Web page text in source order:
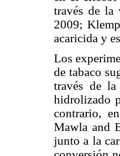
través de la
2009;
acaricida y
Los
de tabaco
través de
hidrolizado
contrario,
Mawla and
junto a la